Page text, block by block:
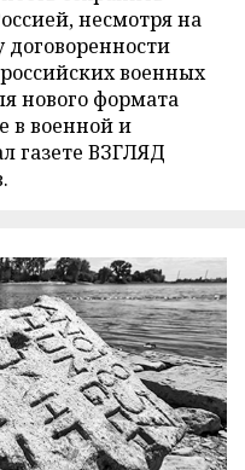
несмотря на
военных
нового формата
в военной и
газете ВЗГЛЯД